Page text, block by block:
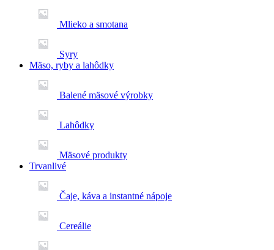
Mlieko a smotana
Syry
Mäso, ryby a lahôdky
Balené mäsové výrobky
Lahôdky
Mäsové produkty
Trvanlivé
Čaje, káva a instantné nápoje
Cereálie